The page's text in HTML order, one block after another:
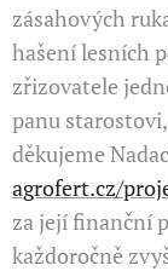
zásahových
hašení lesních
zřizovatele
panu
děkujeme
agrofert.cz/
za její finanční
každoročně